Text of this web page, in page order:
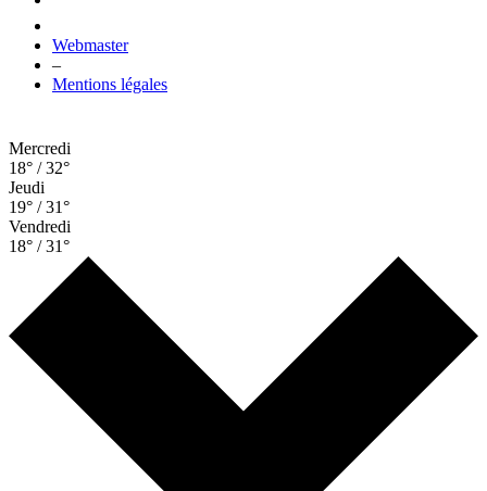
Webmaster
–
Mentions légales
Mercredi
18° / 32°
Jeudi
19° / 31°
Vendredi
18° / 31°